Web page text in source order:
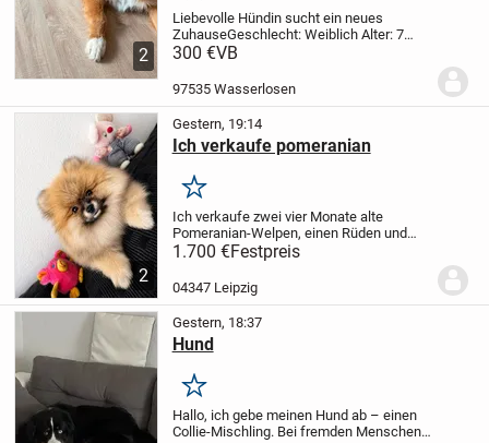
2
Liebevolle Hündin sucht ein neues
ZuhauseGeschlecht: WeiblichAlter: 7
MonateRasse: Schäferhund-Briard-Mix
neugierig und freundlich. Sie sucht ein
300 €VB
97535 Wasserlosen
2
Gestern, 19:14
Ich verkaufe pomeranian
Merken
Ich verkaufe zwei vier Monate alte
Pomeranian-Welpen, einen Rüden und
eine Hündin. Sie sind sehr sozial, verspielt
und bereits an Menschen gewöhnt. Sie
sind sehr lieb und freundlich und
stubenrein....
1.700 €Festpreis
04347 Leipzig
Gestern, 18:37
Hund
Merken
Hallo, ich gebe meinen Hund ab – einen
Collie-Mischling. Bei fremden Menschen